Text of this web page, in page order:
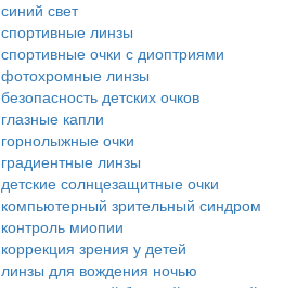
синий свет
спортивные линзы
спортивные очки с диоптриями
фотохромные линзы
безопасность детских очков
глазные капли
горнолыжные очки
градиентные линзы
детские солнцезащитные очки
компьютерный зрительный синдром
контроль миопии
коррекция зрения у детей
линзы для вождения ночью